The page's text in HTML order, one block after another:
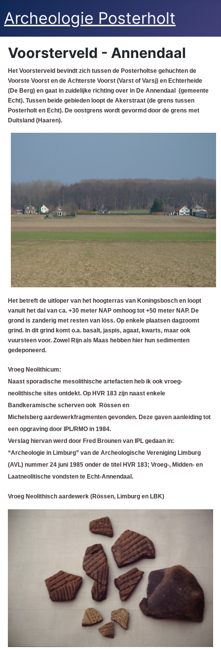
Archeologie Posterholt
Voorsterveld - Annendaal
Het Voorsterveld bevindt zich tussen de Posterholtse gehuchten de
Voorste Voorst en de Achterste Voorst (Varst of Varsj) en Echterheide
(De Berg) en gaat in zuidelijke richting over in De Annendaal (gemeente
Echt). Tussen beide gebieden loopt de Akerstraat (de grens tussen
Posterholt en Echt). De oostgrens wordt gevormd door de grens met
Duitsland (Haaren).
Het betreft de uitloper van het hoogterras van Koningsbosch en loopt
vanuit het dal van ca. +30 meter NAP omhoog tot +50 meter NAP. De
grond is zanderig met resten van löss. Op enkele plaatsen dagzoomt
grind. In dit grind komt o.a. basalt, jaspis, agaat, kwarts, maar ook
vuursteen voor. Zowel Rijn als Maas hebben hier hun sedimenten
gedeponeerd.
Vroeg Neolithicum:
Naast sporadische mesolithische artefacten heb ik ook vroeg-
neolithische sites ontdekt. Op HVR 183 zijn naast enkele
Bandkeramische scherven ook Rössen en
Michelsberg aardewerkfragmenten gevonden. Deze gaven aanleiding tot
een opgraving door IPL/RMO in 1984.
Verslag hiervan werd door Fred Brounen van IPL gedaan in:
“Archeologie in Limburg” van de Archeologische Vereniging Limburg
(AVL) nummer 24 juni 1985 onder de titel HVR 183; Vroeg-, Midden- en
Laatneolitische vondsten te Echt-Annendaal.
Vroeg Neolithisch aardewerk (Rössen, Limburg en LBK)